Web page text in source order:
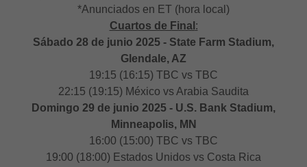
*Anunciados en ET (hora local)
Cuartos de Final :
Sábado 28 de junio 2025 - State Farm Stadium,
Glendale, AZ
19:15 (16:15) TBC vs TBC
22:15 (19:15) México vs Arabia Saudita
Domingo 29 de junio 2025 - U.S. Bank Stadium,
Minneapolis, MN
16:00 (15:00) TBC vs TBC
19:00 (18:00) Estados Unidos vs Costa Rica